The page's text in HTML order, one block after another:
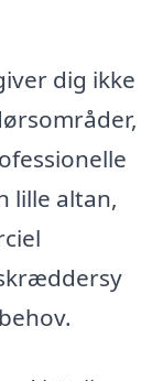
dig ikke
lille altan,